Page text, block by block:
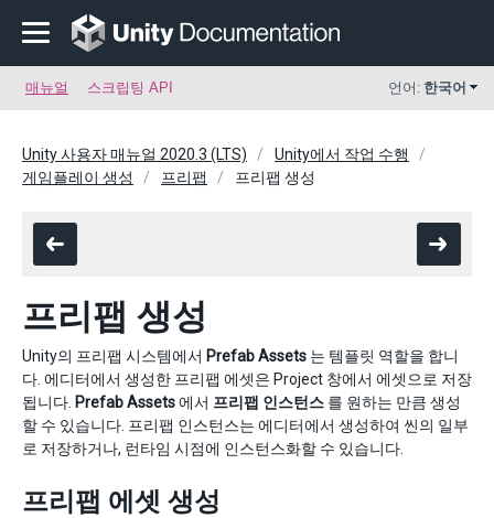
매뉴얼 스크립팅 API 언어: 한국어
Unity 사용자 매뉴얼 2020.3 (LTS)
Unity에서 작업 수행
게임플레이 생성
프리팹 프리팹 생성
프리팹 생성
Unity의 프리팹 시스템에서 Prefab Assets 는 템플릿 역할을 합니
다. 에디터에서 생성한 프리팹 에셋은 Project 창에서 에셋으로 저장
됩니다. Prefab Assets에서 프리팹 인스턴스 를 원하는 만큼 생성
할 수 있습니다. 프리팹 인스턴스는 에디터에서 생성하여 씬의 일부
로 저장하거나, 런타임 시점에 인스턴스화할 수 있습니다.
프리팹 에셋 생성